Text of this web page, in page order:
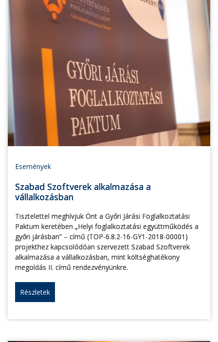
Események
Szabad Szoftverek alkalmazása a
vállalkozásban
Tisztelettel meghívjuk Önt a Győri Járási Foglalkoztatási
Paktum keretében „Helyi foglalkoztatási együttműködés a
győri járásban” – című (TOP-6.8.2-16-GY1-2018-00001)
projekthez kapcsolódóan szervezett Szabad Szoftverek
alkalmazása a vállalkozásban, mint költséghatékony
megoldás II. című rendezvényünkre.
Részletek